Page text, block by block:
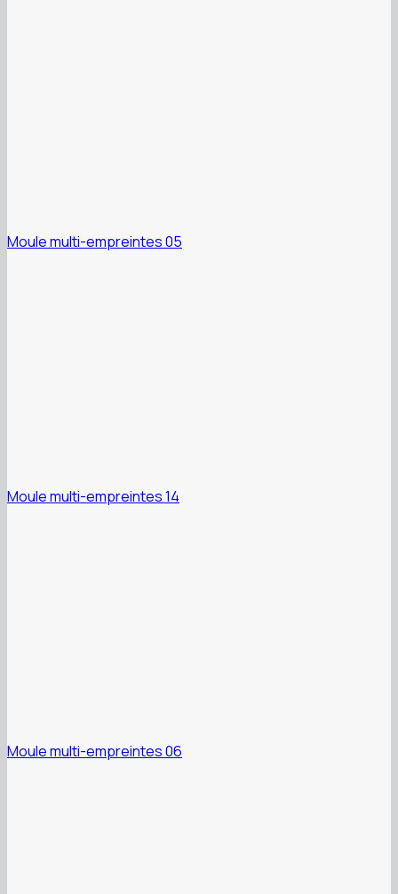
Moule multi-empreintes 05
Moule multi-empreintes 14
Moule multi-empreintes 06